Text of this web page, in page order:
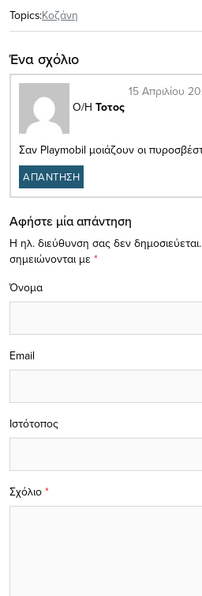
Topics:Κοζάνη
Ένα σχόλιο
Ο/Η Τοτος
15 Απριλίου
Σαν Playmobil μοιάζουν οι
ΑΠΑΝΤΗΣΗ
Αφήστε μία απάντηση
Η ηλ. διεύθυνση σας δεν δημοσιεύεται.
σημειώνονται με *
Σχόλιο *
Όνομα
Email
Ιστότοπος